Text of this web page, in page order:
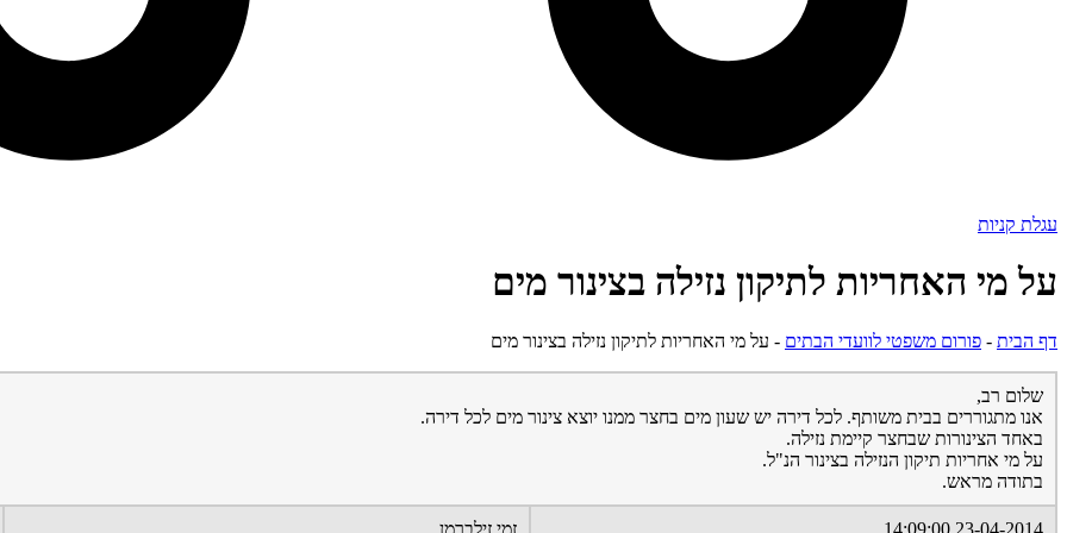
עגלת קניות
על מי האחריות לתיקון נזילה בצינור מים
דף הבית - פורום משפטי לוועדי הבתים - על מי האחריות לתיקון נזילה בצינור מים
שלום רב,
אנו מתגוררים בבית משותף. לכל דירה יש שעון מים בחצר ממנו יוצא צינור מים לכל דירה.
באחד הצינורות שבחצר קיימת נזילה.
על מי אחריות תיקון הנזילה בצינור הנ"ל.
בתודה מראש.
23-04-2014 14:09:00 זמי זילברמן